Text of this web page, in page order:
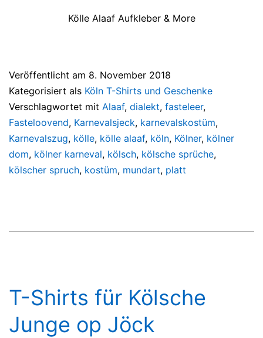
Kölle Alaaf Aufkleber & More
Veröffentlicht am 8. November 2018
Kategorisiert als Köln T-Shirts und Geschenke
Verschlagwortet mit Alaaf, dialekt, fasteleer,
Fasteloovend, Karnevalsjeck, karnevalskostüm,
Karnevalszug, kölle, kölle alaaf, köln, Kölner, kölner
dom, kölner karneval, kölsch, kölsche sprüche,
kölscher spruch, kostüm, mundart, platt
T-Shirts für Kölsche
Junge op Jöck